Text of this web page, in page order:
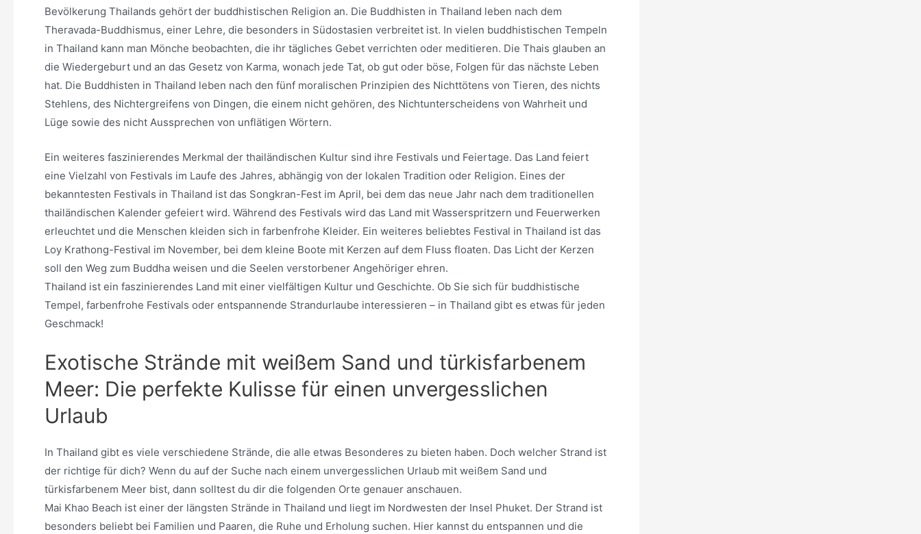
Bevölkerung Thailands gehört der buddhistischen Religion an. Die Buddhisten in Thailand leben nach dem
Theravada-Buddhismus, einer Lehre, die besonders in Südostasien verbreitet ist. In vielen buddhistischen Tempeln
in Thailand kann man Mönche beobachten, die ihr tägliches Gebet verrichten oder meditieren. Die Thais glauben an
die Wiedergeburt und an das Gesetz von Karma, wonach jede Tat, ob gut oder böse, Folgen für das nächste Leben
hat. Die Buddhisten in Thailand leben nach den fünf moralischen Prinzipien des Nichttötens von Tieren, des nichts
Stehlens, des Nichtergreifens von Dingen, die einem nicht gehören, des Nichtunterscheidens von Wahrheit und
Lüge sowie des nicht Aussprechen von unflätigen Wörtern.
Ein weiteres faszinierendes Merkmal der thailändischen Kultur sind ihre Festivals und Feiertage. Das Land feiert
eine Vielzahl von Festivals im Laufe des Jahres, abhängig von der lokalen Tradition oder Religion. Eines der
bekanntesten Festivals in Thailand ist das Songkran-Fest im April, bei dem das neue Jahr nach dem traditionellen
thailändischen Kalender gefeiert wird. Während des Festivals wird das Land mit Wasserspritzern und Feuerwerken
erleuchtet und die Menschen kleiden sich in farbenfrohe Kleider. Ein weiteres beliebtes Festival in Thailand ist das
Loy Krathong-Festival im November, bei dem kleine Boote mit Kerzen auf dem Fluss floaten. Das Licht der Kerzen
soll den Weg zum Buddha weisen und die Seelen verstorbener Angehöriger ehren.
Thailand ist ein faszinierendes Land mit einer vielfältigen Kultur und Geschichte. Ob Sie sich für buddhistische
Tempel, farbenfrohe Festivals oder entspannende Strandurlaube interessieren – in Thailand gibt es etwas für jeden
Geschmack!
Exotische Strände mit weißem Sand und türkisfarbenem
Meer: Die perfekte Kulisse für einen unvergesslichen
Urlaub
In Thailand gibt es viele verschiedene Strände, die alle etwas Besonderes zu bieten haben. Doch welcher Strand ist
der richtige für dich? Wenn du auf der Suche nach einem unvergesslichen Urlaub mit weißem Sand und
türkisfarbenem Meer bist, dann solltest du dir die folgenden Orte genauer anschauen.
Mai Khao Beach ist einer der längsten Strände in Thailand und liegt im Nordwesten der Insel Phuket. Der Strand ist
besonders beliebt bei Familien und Paaren, die Ruhe und Erholung suchen. Hier kannst du entspannen und die